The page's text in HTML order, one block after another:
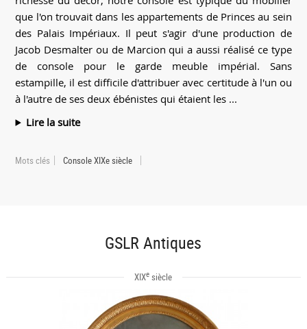
que l'on trouvait dans les appartements de Princes au sein
des Palais Impériaux. Il peut s'agir d'une production de
Jacob Desmalter ou de Marcion qui a aussi réalisé ce type
de console pour le garde meuble impérial. Sans
estampille, il est difficile d'attribuer avec certitude à l'un ou
à l'autre de ses deux ébénistes qui étaient les ...
Lire la suite
Mots clés Console XIXe siècle
GSLR Antiques
XIXe siècle